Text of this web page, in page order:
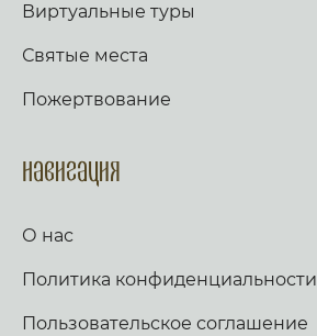
Виртуальные туры
Святые места
Пожертвование
Навигация
О нас
Политика конфиденциальности
Пользовательское соглашение